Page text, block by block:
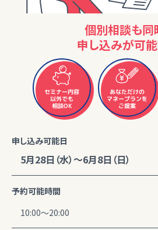
個別相談も同
申し込みが可能
セミナー内容
以外でも
相談OK
あなただけの
マネープランを
ご提案
申し込み可能日
5月28日（水）～6月8日（日）
予約可能時間
10:00～20:00